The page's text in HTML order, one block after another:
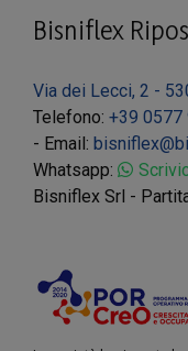
Bisniflex
Via dei Lecci, 2 -
Telefono: +39 0577
- Email:
Whatsapp:
Bisniflex Srl -